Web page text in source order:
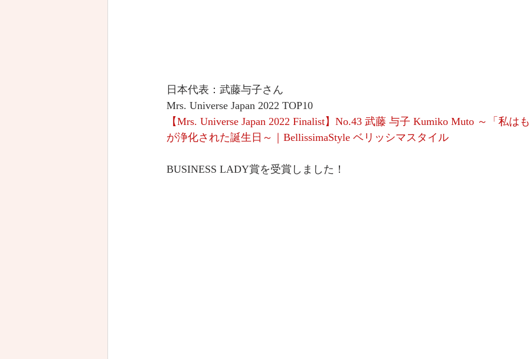
日本代表：武藤与子さん
Mrs. Universe Japan 2022 TOP10
【Mrs. Universe Japan 2022 Finalist】No.43 武藤 与子 Kumiko Muto ～「私は
が浄化された誕生日～｜BellissimaStyle ベリッシマスタイル
BUSINESS LADY賞を受賞しました！